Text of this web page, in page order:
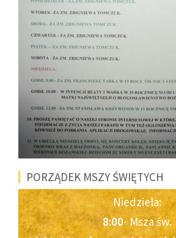
PORZĄDEK MSZY ŚWIĘTYCH
Niedziela:
8:00- Msza św.